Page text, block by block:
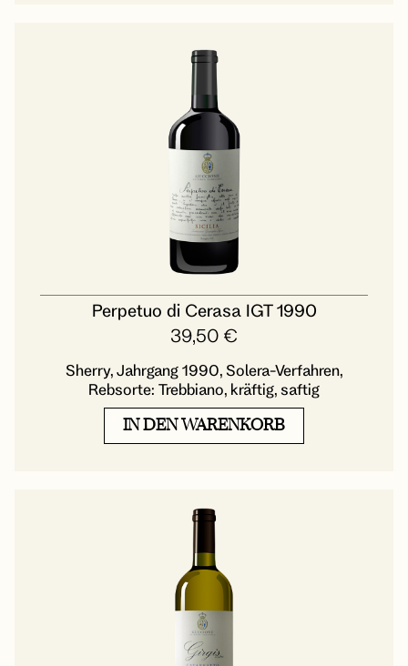
Perpetuo di Cerasa IGT 1990
39,50 €
Sherry, Jahrgang 1990, Solera-Verfahren,
Rebsorte: Trebbiano, kräftig, saftig
IN DEN WARENKORB